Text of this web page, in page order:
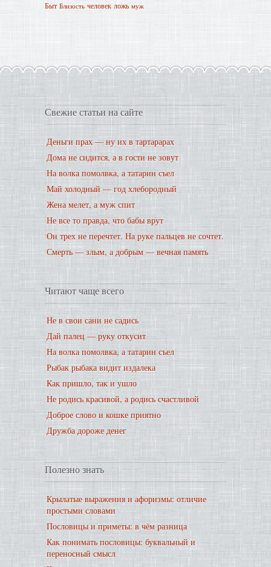
Быт Близость человек ложь муж
Свежие статьи на сайте
Деньги прах — ну их в тартарарах
Дома не сидится, а в гости не зовут
На волка помолвка, а татарин съел
Май холодный — год хлебородный
Жена мелет, а муж спит
Не все то правда, что бабы врут
Он трех не перечтет. На руке пальцев не сочтет.
Смерть — злым, а добрым — вечная память
Читают чаще всего
Не в свои сани не садись
Дай палец — руку откусит
На волка помолвка, а татарин съел
Рыбак рыбака видит издалека
Как пришло, так и ушло
Не родись красивой, а родись счастливой
Доброе слово и кошке приятно
Дружба дороже денег
Полезно знать
Крылатые выражения и афоризмы: отличие
простыми словами
Пословицы и приметы: в чём разница
Как понимать пословицы: буквальный и
переносный смысл